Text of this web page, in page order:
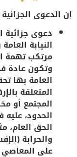
إن الدعوى
دعوى جزائية
النيابة
مرتكب تهمة
وتكون عادة
العامة بها
المتعلقة
المجتمع أو
الحدود، عليه
الحق العام،
والحرابة
على